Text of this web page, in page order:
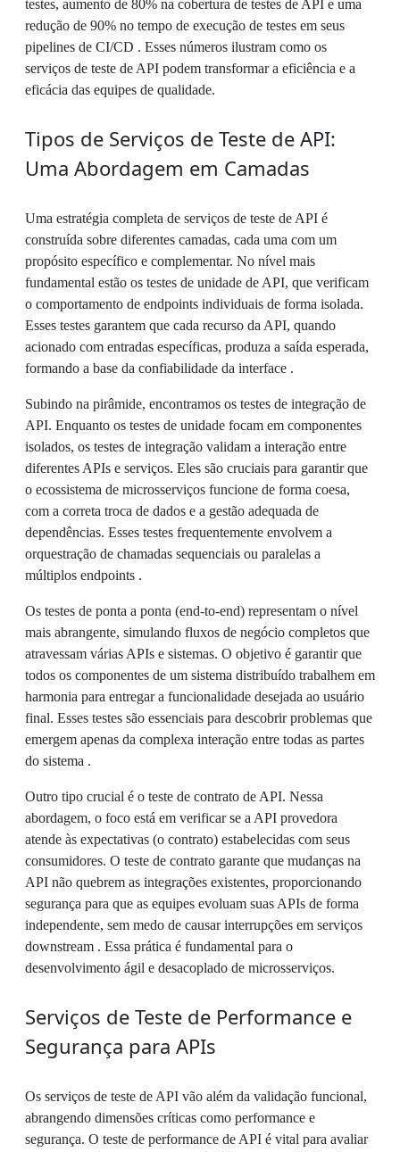
testes, aumento de 80% na cobertura de testes de API e uma
redução de 90% no tempo de execução de testes em seus
pipelines de CI/CD . Esses números ilustram como os
serviços de teste de API podem transformar a eficiência e a
eficácia das equipes de qualidade.
Tipos de Serviços de Teste de API:
Uma Abordagem em Camadas
Uma estratégia completa de serviços de teste de API é
construída sobre diferentes camadas, cada uma com um
propósito específico e complementar. No nível mais
fundamental estão os testes de unidade de API, que verificam
o comportamento de endpoints individuais de forma isolada.
Esses testes garantem que cada recurso da API, quando
acionado com entradas específicas, produza a saída esperada,
formando a base da confiabilidade da interface .
Subindo na pirâmide, encontramos os testes de integração de
API. Enquanto os testes de unidade focam em componentes
isolados, os testes de integração validam a interação entre
diferentes APIs e serviços. Eles são cruciais para garantir que
o ecossistema de microsserviços funcione de forma coesa,
com a correta troca de dados e a gestão adequada de
dependências. Esses testes frequentemente envolvem a
orquestração de chamadas sequenciais ou paralelas a
múltiplos endpoints .
Os testes de ponta a ponta (end-to-end) representam o nível
mais abrangente, simulando fluxos de negócio completos que
atravessam várias APIs e sistemas. O objetivo é garantir que
todos os componentes de um sistema distribuído trabalhem em
harmonia para entregar a funcionalidade desejada ao usuário
final. Esses testes são essenciais para descobrir problemas que
emergem apenas da complexa interação entre todas as partes
do sistema .
Outro tipo crucial é o teste de contrato de API. Nessa
abordagem, o foco está em verificar se a API provedora
atende às expectativas (o contrato) estabelecidas com seus
consumidores. O teste de contrato garante que mudanças na
API não quebrem as integrações existentes, proporcionando
segurança para que as equipes evoluam suas APIs de forma
independente, sem medo de causar interrupções em serviços
downstream . Essa prática é fundamental para o
desenvolvimento ágil e desacoplado de microsserviços.
Serviços de Teste de Performance e
Segurança para APIs
Os serviços de teste de API vão além da validação funcional,
abrangendo dimensões críticas como performance e
segurança. O teste de performance de API é vital para avaliar